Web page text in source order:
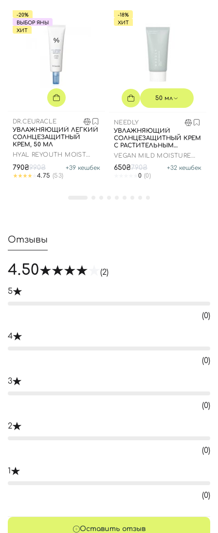
-20%
ВЫБОР ЯНЫ
ХИТ
DR.CEURACLE
УВЛАЖНЯЮЩИЙ ЛЕГКИЙ
СОЛНЦЕЗАЩИТНЫЙ
КРЕМ, 50 МЛ
HYAL REYOUTH MOIST
790₴990₴ +39 кешбек
4.75 (53)
-18%
ХИТ
50 мл
NEEDLY
УВЛАЖНЯЮЩИЙ
СОЛНЦЕЗАЩИТНЫЙ КРЕМ
С РАСТИТЕЛЬНЫМ
СКВАЛАНОМ, 50 МЛ
VEGAN MILD MOISTURE
650₴790₴ +32 кешбек
0 (0)
Отзывы
4.50 (2)
5
(0)
4
(0)
3
(0)
2
(0)
1
(0)
Оставить отзыв
Отправляя форму для авторизации/регистрации, вы
принимаете условия
Пользовательские соглашения